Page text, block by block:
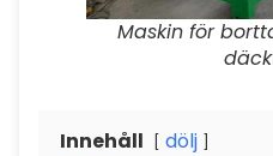
Maskin för
Innehåll
dölj